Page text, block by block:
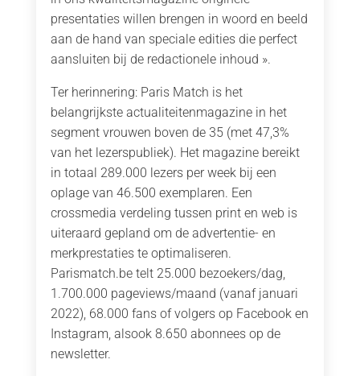
presentaties willen brengen in woord en beeld
aan de hand van speciale edities die perfect
aansluiten bij de redactionele inhoud ».
Ter herinnering: Paris Match is het
belangrijkste actualiteitenmagazine in het
segment vrouwen boven de 35 (met 47,3%
van het lezerspubliek). Het magazine bereikt
in totaal 289.000 lezers per week bij een
oplage van 46.500 exemplaren. Een
crossmedia verdeling tussen print en web is
uiteraard gepland om de advertentie- en
merkprestaties te optimaliseren.
Parismatch.be telt 25.000 bezoekers/dag,
1.700.000 pageviews/maand (vanaf januari
2022), 68.000 fans of volgers op Facebook en
Instagram, alsook 8.650 abonnees op de
newsletter.